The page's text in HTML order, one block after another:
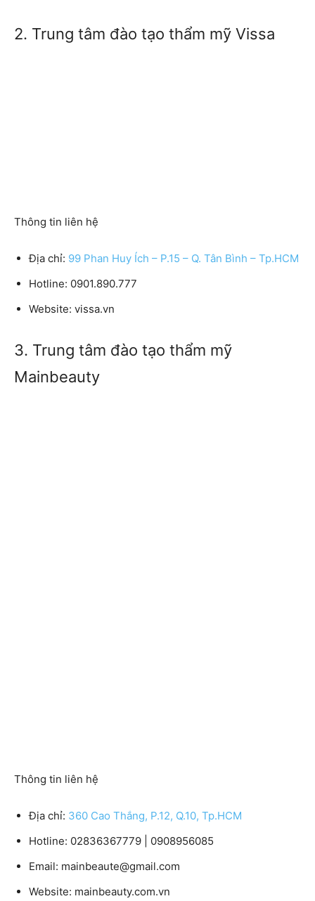
2. Trung tâm đào tạo thẩm mỹ Vissa
Thông tin liên hệ
Địa chỉ: 99 Phan Huy Ích – P.15 – Q. Tân Bình – Tp.HCM
Hotline: 0901.890.777
Website: vissa.vn
3. Trung tâm đào tạo thẩm mỹ
Mainbeauty
Thông tin liên hệ
Địa chỉ: 360 Cao Thắng, P.12, Q.10, Tp.HCM
Hotline: 02836367779 | 0908956085
Email: mainbeaute@gmail.com
Website: mainbeauty.com.vn